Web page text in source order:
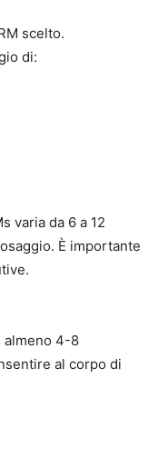
scelto.
di:
varia da 6 a 12
È importante
almeno 4-8
al corpo di